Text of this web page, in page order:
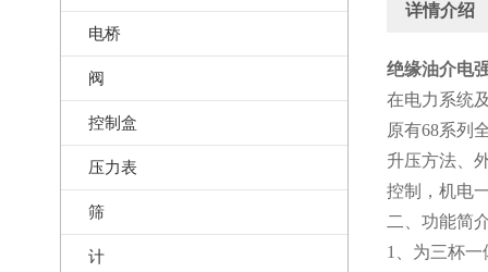
电桥
阀
控制盒
压力表
筛
计
详情介绍
绝缘油介电
在电力系统
原有68系列
升压方法、
控制，机电
二、功能简
1、为三杯